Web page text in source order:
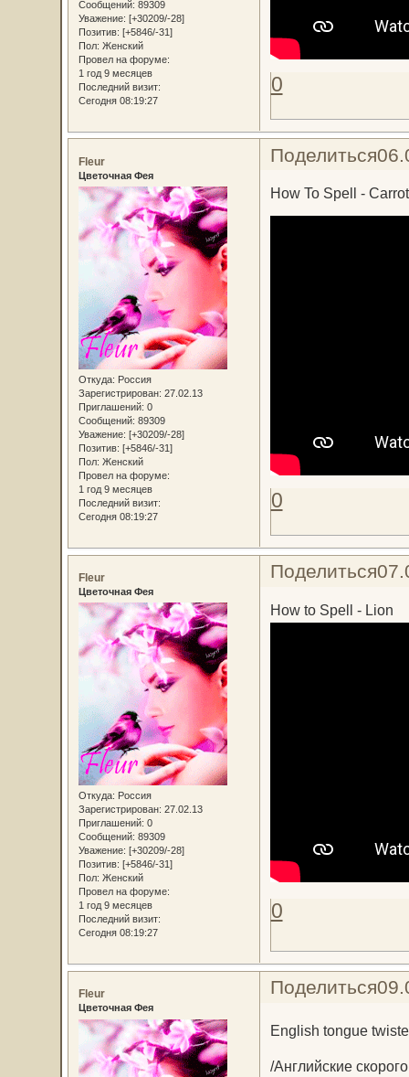
Сообщений: 89309
Уважение: [+30209/-28]
Позитив: [+5846/-31]
Пол: Женский
Провел на форуме:
1 год 9 месяцев
Последний визит:
Сегодня 08:19:27
0
Поделиться
Fleur
Цветочная Фея
Откуда: Россия
Зарегистрирован: 27.02.13
Приглашений: 0
Сообщений: 89309
Уважение: [+30209/-28]
Позитив: [+5846/-31]
Пол: Женский
Провел на форуме:
1 год 9 месяцев
Последний визит:
Сегодня 08:19:27
How To Spell - Carrot
0
Поделиться
Fleur
Цветочная Фея
Откуда: Россия
Зарегистрирован: 27.02.13
Приглашений: 0
Сообщений: 89309
Уважение: [+30209/-28]
Позитив: [+5846/-31]
Пол: Женский
Провел на форуме:
1 год 9 месяцев
Последний визит:
Сегодня 08:19:27
How to Spell - Lion
0
Поделиться
Fleur
Цветочная Фея
English tongue
/Английские